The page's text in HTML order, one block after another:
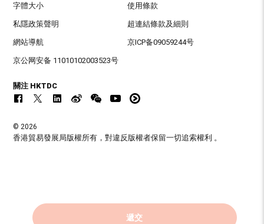
遞交
字體大小 使用條款
私隱政策聲明 超連結條款及細則
網站導航 京ICP备09059244号
京公网安备 11010102003523号
關注 HKTDC
© 2026
香港貿易發展局版權所有，對違反版權者保留一切追索權利 。